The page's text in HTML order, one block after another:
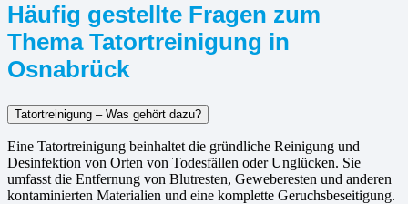
Häufig gestellte Fragen zum
Thema Tatortreinigung in
Osnabrück
Tatortreinigung – Was gehört dazu?
Eine Tatortreinigung beinhaltet die gründliche Reinigung und
Desinfektion von Orten von Todesfällen oder Unglücken. Sie
umfasst die Entfernung von Blutresten, Geweberesten und anderen
kontaminierten Materialien und eine komplette Geruchsbeseitigung.